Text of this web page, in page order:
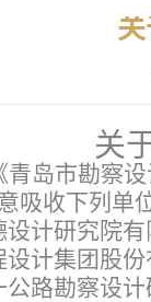
关
青岛市勘察
吸收下列单
设计研究院有
设计集团股份
公路勘察设